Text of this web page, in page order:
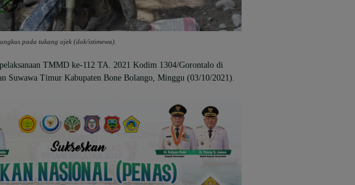
pada tukang ojek (dok/istimewa).
TMMD ke-112 TA. 2021 Kodim 1304/Gorontalo di
Suwawa Timur Kabupaten Bone Bolango, Minggu (03/10/2021).